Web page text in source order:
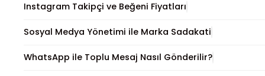
Instagram Takipçi ve Beğeni Fiyatları
Sosyal Medya Yönetimi ile Marka Sadakati
WhatsApp ile Toplu Mesaj Nasıl Gönderilir?